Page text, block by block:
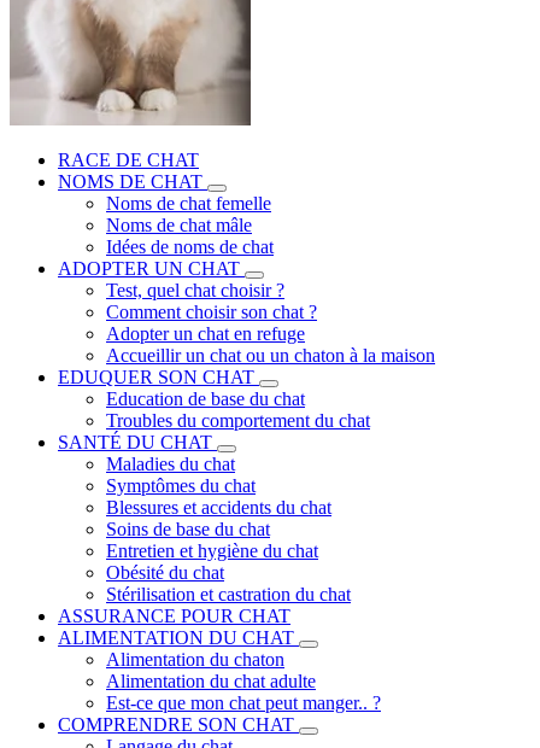
RACE DE CHAT
NOMS DE CHAT
Noms de chat femelle
Noms de chat mâle
Idées de noms de chat
ADOPTER UN CHAT
Test, quel chat choisir ?
Comment choisir son chat ?
Adopter un chat en refuge
Accueillir un chat ou un chaton à la maison
EDUQUER SON CHAT
Education de base du chat
Troubles du comportement du chat
SANTÉ DU CHAT
Maladies du chat
Symptômes du chat
Blessures et accidents du chat
Soins de base du chat
Entretien et hygiène du chat
Obésité du chat
Stérilisation et castration du chat
ASSURANCE POUR CHAT
ALIMENTATION DU CHAT
Alimentation du chaton
Alimentation du chat adulte
Est-ce que mon chat peut manger.. ?
COMPRENDRE SON CHAT